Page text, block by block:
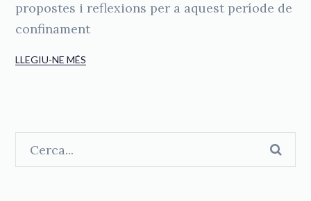
propostes i reflexions per a aquest període de
confinament
LLEGIU-NE MÉS